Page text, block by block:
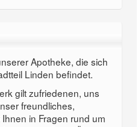
Apotheke, die sich
Linden befindet.
gilt zufriedenen, uns
freundliches,
in Fragen rund um